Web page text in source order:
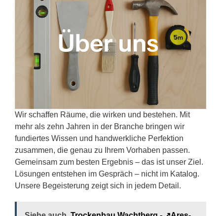
Wir schaffen Räume, die wirken und bestehen. Mit
mehr als zehn Jahren in der Branche bringen wir
fundiertes Wissen und handwerkliche Perfektion
zusammen, die genau zu Ihrem Vorhaben passen.
Gemeinsam zum besten Ergebnis – das ist unser Ziel.
Lösungen entstehen im Gespräch – nicht im Katalog.
Unsere Begeisterung zeigt sich in jedem Detail.